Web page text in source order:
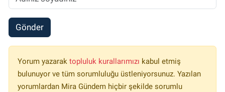
Gönder
Yorum yazarak topluluk kurallarımızı kabul etmiş
bulunuyor ve tüm sorumluluğu üstleniyorsunuz. Yazılan
yorumlardan Mira Gündem hiçbir şekilde sorumlu